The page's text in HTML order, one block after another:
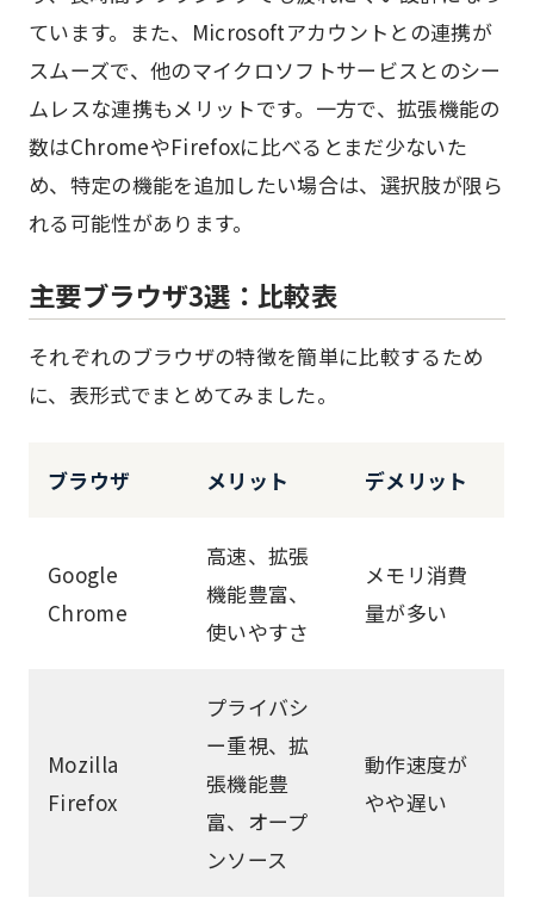
ています。また、Microsoftアカウントとの連携が
スムーズで、他のマイクロソフトサービスとのシー
ムレスな連携もメリットです。一方で、拡張機能の
数はChromeやFirefoxに比べるとまだ少ないた
め、特定の機能を追加したい場合は、選択肢が限ら
れる可能性があります。
主要ブラウザ3選：比較表
それぞれのブラウザの特徴を簡単に比較するため
に、表形式でまとめてみました。
ブラウザ メリット デメリット
Google
Chrome
高速、拡張
機能豊富、
使いやすさ
メモリ消費
量が多い
Mozilla
Firefox
プライバシ
ー重視、拡
張機能豊
富、オープ
ンソース
動作速度が
やや遅い